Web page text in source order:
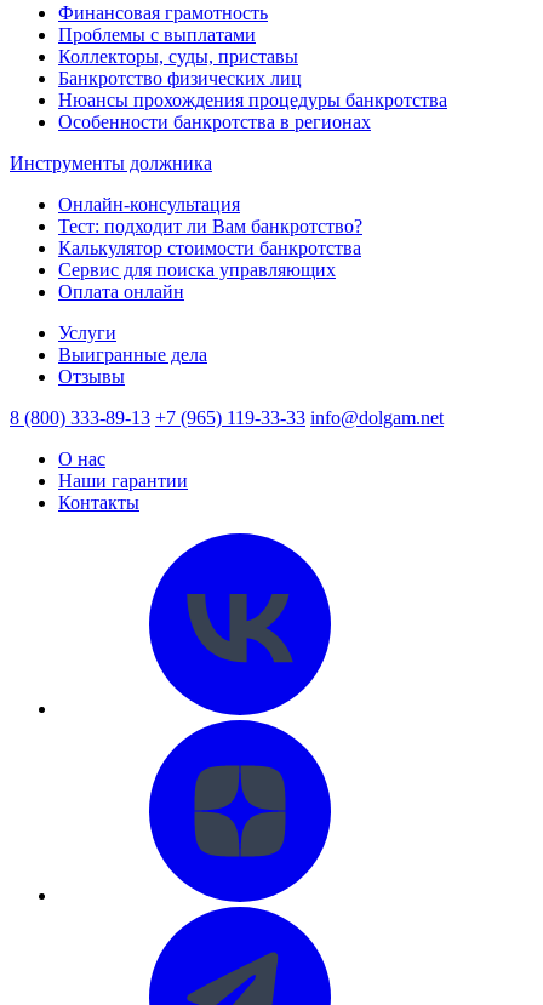
Финансовая грамотность
Проблемы с выплатами
Коллекторы, суды, приставы
Банкротство физических лиц
Нюансы прохождения процедуры банкротства
Особенности банкротства в регионах
Инструменты должника
Онлайн-консультация
Тест: подходит ли Вам банкротство?
Калькулятор стоимости банкротства
Сервис для поиска управляющих
Оплата онлайн
Услуги
Выигранные дела
Отзывы
8 (800) 333-89-13 +7 (965) 119-33-33 info@dolgam.net
О нас
Наши гарантии
Контакты